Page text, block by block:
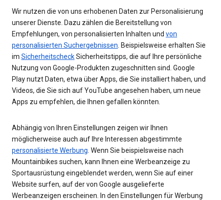
Wir nutzen die von uns erhobenen Daten zur Personalisierung
unserer Dienste. Dazu zählen die Bereitstellung von
Empfehlungen, von personalisierten Inhalten und von
personalisierten Suchergebnissen . Beispielsweise erhalten Sie
im SicherheitscheckSicherheitstipps, die auf Ihre persönliche
Nutzung von Google-Produkten zugeschnitten sind. Google
Play nutzt Daten, etwa über Apps, die Sie installiert haben, und
Videos, die Sie sich auf YouTube angesehen haben, um neue
Apps zu empfehlen, die Ihnen gefallen könnten.
Abhängig von Ihren Einstellungen zeigen wir Ihnen
möglicherweise auch auf Ihre Interessen abgestimmte
personalisierte Werbung . Wenn Sie beispielsweise nach
Mountainbikes suchen, kann Ihnen eine Werbeanzeige zu
Sportausrüstung eingeblendet werden, wenn Sie auf einer
Website surfen, auf der von Google ausgelieferte
Werbeanzeigen erscheinen. In den Einstellungen für Werbung